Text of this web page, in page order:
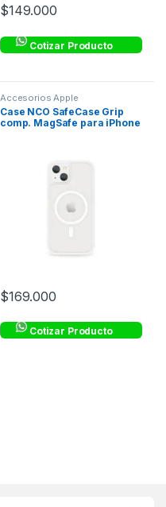
$149.000
Cotizar Producto
Accesorios Apple
Case NCO SafeCase Grip
comp. MagSafe para iPhone
$169.000
Cotizar Producto